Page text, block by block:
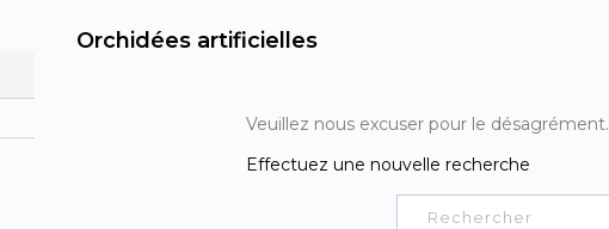
Orchidées artificielles
Veuillez nous excuser pour le désagrément.
Effectuez une nouvelle recherche